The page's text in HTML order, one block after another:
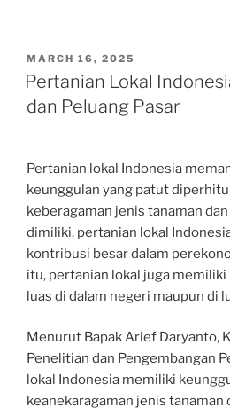
POSTED
ON
MARCH 16, 2025
Pertanian Lokal
dan Peluang Pasar
Pertanian lokal Indonesia
keunggulan yang patut
keberagaman jenis tanaman
dimiliki, pertanian lokal
kontribusi besar dalam
itu, pertanian lokal juga
luas di dalam negeri maupun di
Menurut Bapak Arief Daryanto,
Penelitian dan Pengembangan
lokal Indonesia memiliki
keanekaragaman jenis tanaman